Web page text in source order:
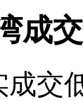
成
成交